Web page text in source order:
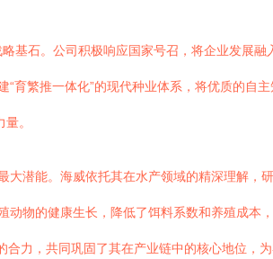
基石。公司积极响应国家号召，将企业发展融
育繁推一体化”的现代种业体系，将优质的自
。
潜能。海威依托其在水产领域的精深理解，
物的健康生长，降低了饵料系数和养殖成本
力，共同巩固了其在产业链中的核心地位，